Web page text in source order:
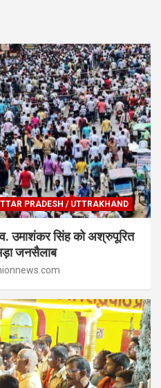
PRADESH / UTTRAKHAND
उमाशंकर सिंह को अश्रुपूरित
जनसैलाब